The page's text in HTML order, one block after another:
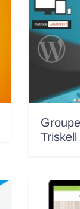
Triskell